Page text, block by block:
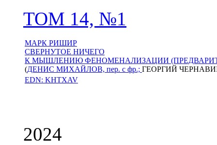
ТОМ 14, №1
МАРК РИШИР
СВЕРНУТОЕ НИЧЕГО
К МЫШЛЕНИЮ ФЕНОМЕНАЛИЗАЦИИ
(ДЕНИС МИХАЙЛОВ, пер. с фр.; ГЕОРГИЙ
EDN: KHTXAV
2024